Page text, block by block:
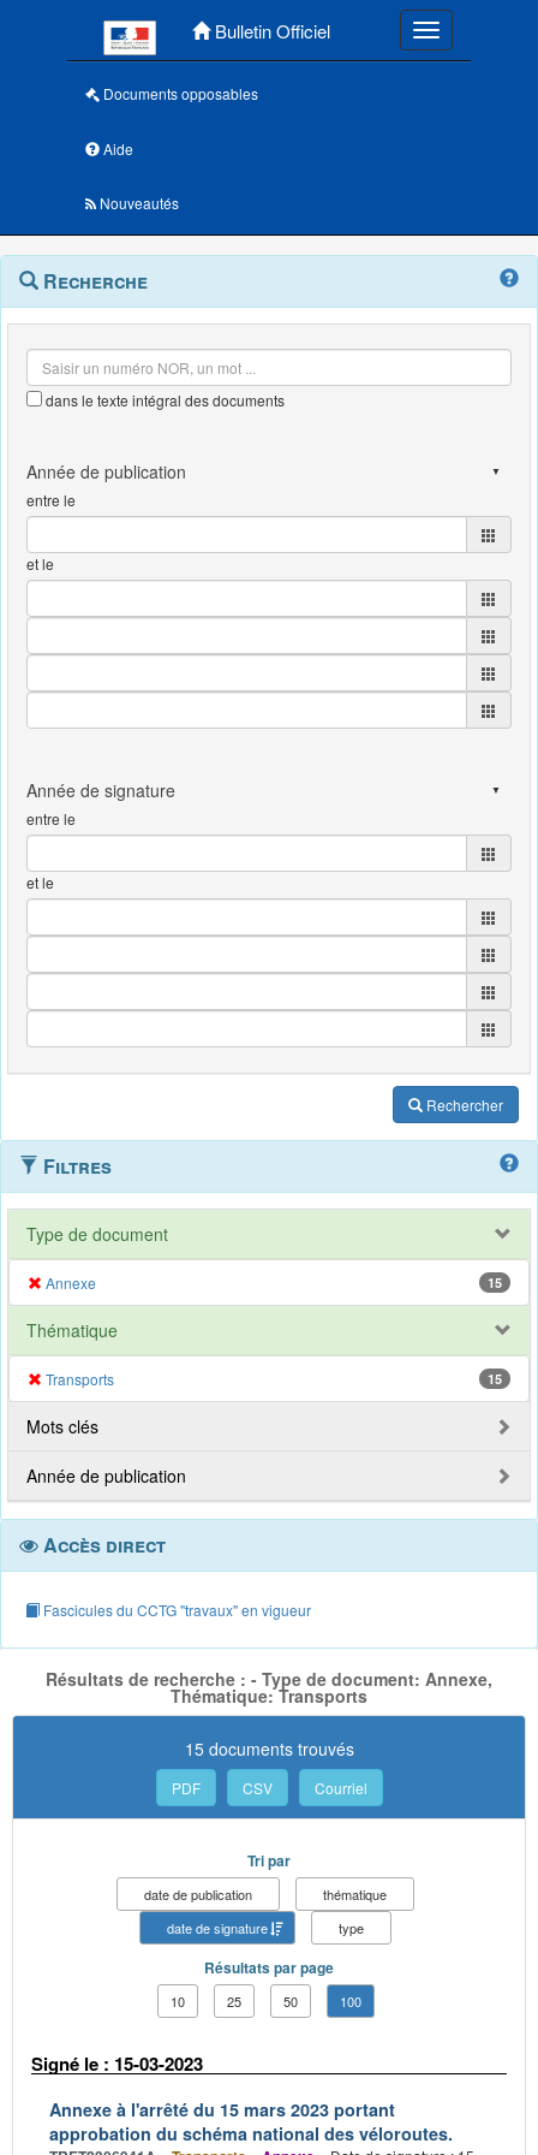
Bulletin Officiel Toggle
Documents opposables
Aide
Nouveautés
Navigation
outils
Menu
contextuel
Recherche
dans le texte intégral des documents
entre le
et le
entre le
et le
Rechercher
Filtres
Type de document
Annexe 15
Thématique
Transports 15
Mots clés
Année de publication
Accès direct
Fascicules du CCTG "travaux" en vigueur
Résultats de recherche : - Type de document: Annexe,
Thématique: Transports
15 documents trouvés
PDF CSV Courriel
Tri par
date de publication
thématique
date de signature
type
Résultats par page
10 25 50 100
Signé le : 15-03-2023
Annexe à l'arrêté du 15 mars 2023 portant
approbation du schéma national des véloroutes.